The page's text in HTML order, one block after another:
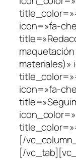
icon=»fa-
materiales)»
icon=»fa-
[/
[/